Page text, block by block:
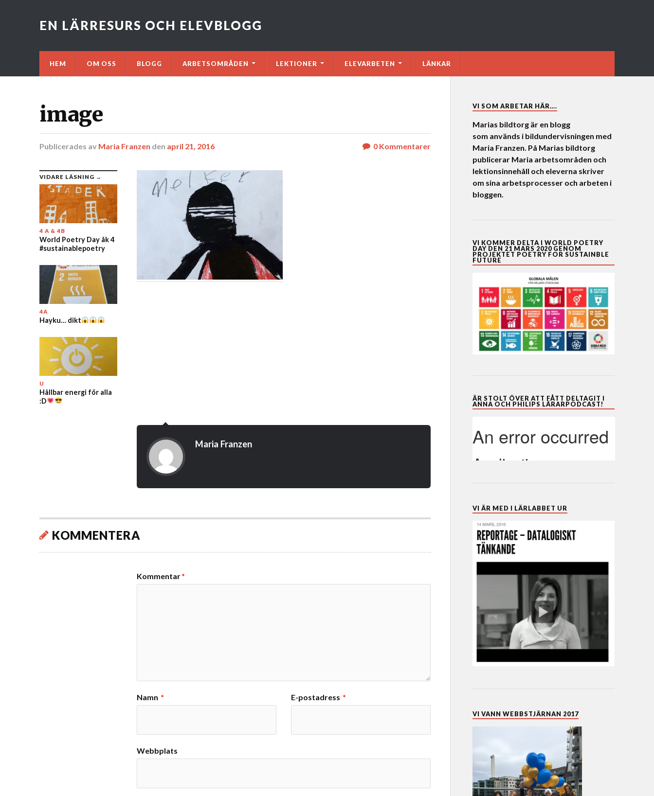
EN LÄRRESURS OCH ELEVBLOGG
HEM OM OSS BLOGG ARBETSOMRÅDEN LEKTIONER ELEVARBETEN LÄNKAR
image
Publicerades av Maria Franzen den april 21, 2016 0Kommentarer
VIDARE LÄSNING →
4 A & 4B
World Poetry Day åk 4
#sustainablepoetry
4A
Hayku… dikt
U
Hållbar energi för alla
:D
Maria Franzen
KOMMENTERA
Kommentar*
Namn * E-postadress *
Webbplats
VI SOM ARBETAR HÄR….
Marias bildtorg är en blogg
som används i bildundervisningen med
Maria Franzen. På Marias bildtorg
publicerar Maria arbetsområden och
lektionsinnehåll och eleverna skriver
om sina arbetsprocesser och arbeten i
bloggen.
VI KOMMER DELTA I WORLD POETRY
DAY DEN 21 MARS 2020 GENOM
PROJEKTET POETRY FOR SUSTAINBLE
FUTURE
ÄR STOLT ÖVER ATT FÅTT DELTAGIT I
ANNA OCH PHILIPS LÄRARPODCAST!
VI ÄR MED I LÄRLABBET UR
VI VANN WEBBSTJÄRNAN 2017